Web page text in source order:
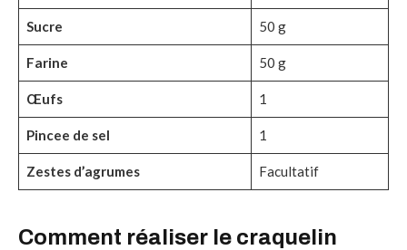
Sucre 50 g
Farine 50 g
Œufs 1
Pincee de sel 1
Zestes d’agrumes Facultatif
Comment réaliser le craquelin